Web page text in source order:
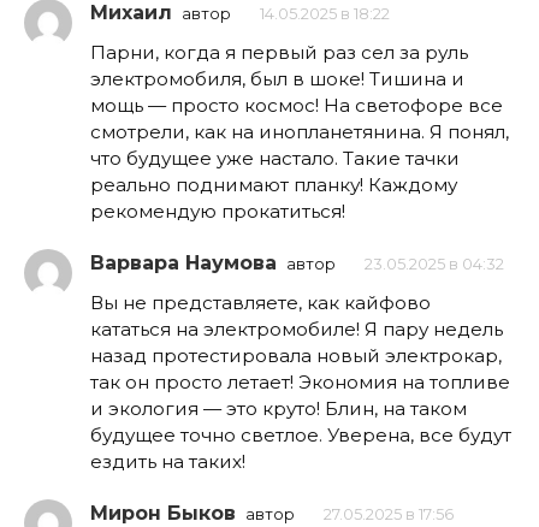
Михаил автор 14.05.2025 в 18:22
Парни, когда я первый раз сел за руль
электромобиля, был в шоке! Тишина и
мощь — просто космос! На светофоре все
смотрели, как на инопланетянина. Я понял,
что будущее уже настало. Такие тачки
реально поднимают планку! Каждому
рекомендую прокатиться!
Варвара Наумова автор 23.05.2025 в 04:32
Вы не представляете, как кайфово
кататься на электромобиле! Я пару недель
назад протестировала новый электрокар,
так он просто летает! Экономия на топливе
и экология — это круто! Блин, на таком
будущее точно светлое. Уверена, все будут
ездить на таких!
Мирон Быков автор 27.05.2025 в 17:56